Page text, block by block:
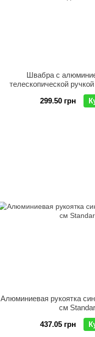
Швабра с
телескопической
насадкой
299.50 грн
Алюминиевая рукоятка
см
437.05 грн